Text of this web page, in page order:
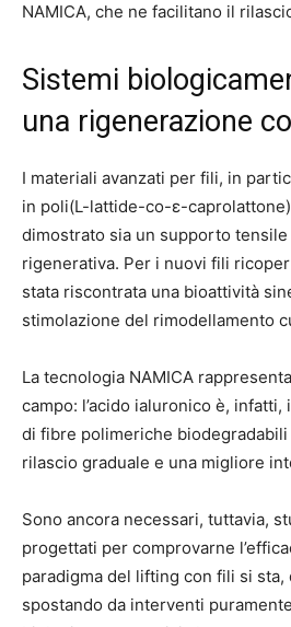
NAMICA, che ne facilitano il
Sistemi
una rigenerazione
I materiali avanzati per fili, in
in poli(L-lattide-co-ε-
dimostrato sia un supporto tensile
rigenerativa. Per i nuovi fili
stata riscontrata una bioattività
stimolazione del rimodellamento
La tecnologia NAMICA
campo: l’acido ialuronico è, infatti,
di fibre polimeriche
rilascio graduale e una migliore
Sono ancora necessari, tuttavia,
progettati per comprovarne
paradigma del lifting con fili si sta,
spostando da interventi